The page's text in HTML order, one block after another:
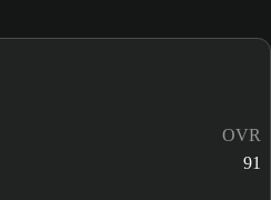
OVR
91